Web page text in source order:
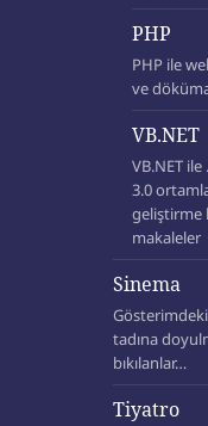
PHP
PHP ile
ve
VB.NET
VB.NET ile
3.0
geliştirme
makaleler
Sinema
tadına
bıkılanlar…
Tiyatro